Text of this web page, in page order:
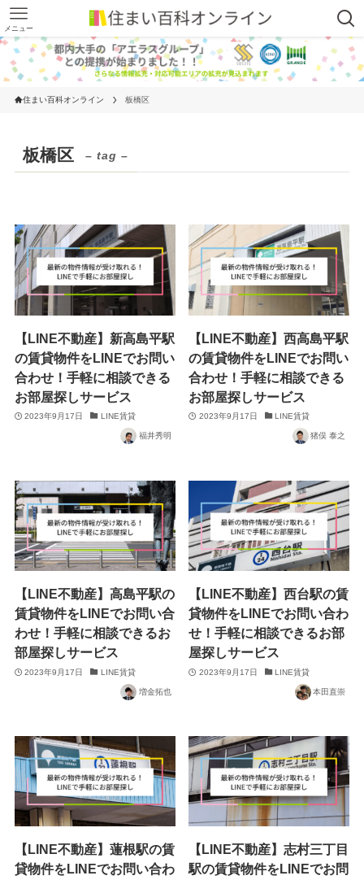
メニュー
住まい百科オンライン 板橋区
板橋区 – tag –
【LINE不動産】新高島平駅
の賃貸物件をLINEでお問い
合わせ！手軽に相談できる
お部屋探しサービス
2023年9月17日 LINE賃貸
福井秀明
【LINE不動産】西高島平駅
の賃貸物件をLINEでお問い
合わせ！手軽に相談できる
お部屋探しサービス
2023年9月17日 LINE賃貸
猪俣 泰之
【LINE不動産】高島平駅の
賃貸物件をLINEでお問い合
わせ！手軽に相談できるお
部屋探しサービス
2023年9月17日 LINE賃貸
増金拓也
【LINE不動産】西台駅の賃
貸物件をLINEでお問い合わ
せ！手軽に相談できるお部
屋探しサービス
2023年9月17日 LINE賃貸
本田直崇
【LINE不動産】蓮根駅の賃
貸物件をLINEでお問い合わ
【LINE不動産】志村三丁目
駅の賃貸物件をLINEでお問